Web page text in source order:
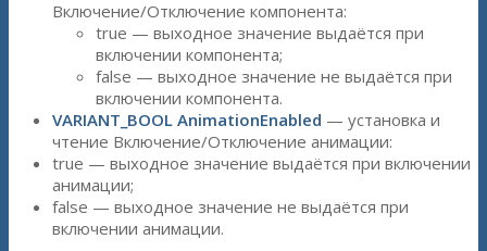
Включение/Отключение компонента:
true — выходное значение выдаётся при
включении компонента;
false — выходное значение не выдаётся при
включении компонента.
VARIANT_BOOL AnimationEnabled — установка и
чтение Включение/Отключение анимации:
true — выходное значение выдаётся при включении
анимации;
false — выходное значение не выдаётся при
включении анимации.